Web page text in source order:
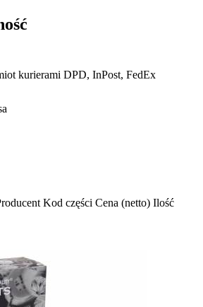
kurierami DPD, InPost, FedEx
Kod części Cena (netto) Ilość